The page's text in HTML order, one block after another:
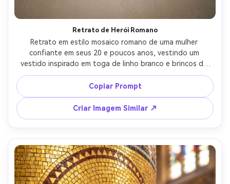
Retrato de Herói Romano
Retrato em estilo mosaico romano de uma mulher
confiante em seus 20 e poucos anos, vestindo um
vestido inspirado em toga de linho branco e brincos de
louro dourado, pose de três quartos com olhar calmo,
tesselas de pedra aplicadas à mão com bisel suave,
paleta de terracota quente e oliva, borda intrincada
padrão grego, sensação de restauração de museu,
textura do azulejo altamente detalhada, composição
equilibrada com espaço negativo, qualidade de obra-
prima, lente 85mm, profundidade de campo rasa,
iluminação cinematográfica suave --ar 4:5
Copiar Prompt
Criar Imagem Similar ↗